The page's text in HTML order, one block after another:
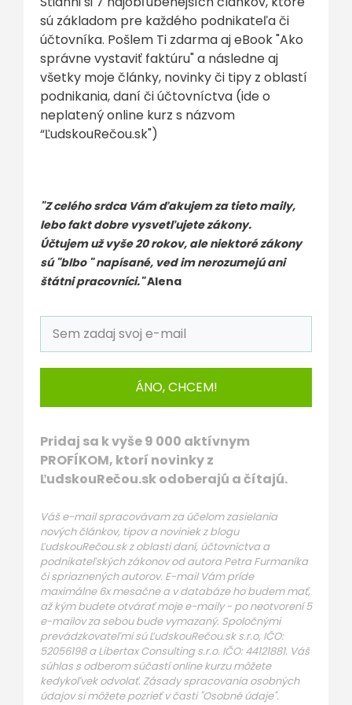
sú základom pre každého podnikateľa či
účtovníka. Pošlem Ti zdarma aj eBook "Ako
správne vystaviť faktúru" a následne aj
všetky moje články, novinky či tipy z oblastí
podnikania, daní či účtovníctva (ide o
neplatený online kurz s názvom
“ĽudskouRečou.sk")
"Z celého srdca Vám ďakujem za tieto maily,
lebo fakt dobre vysvetľujete zákony.
Účtujem už vyše 20 rokov, ale niektoré zákony
sú "blbo " napísané, ved im nerozumejú ani
štátni pracovníci."Alena
ÁNO, CHCEM!
Pridaj sa k vyše 9 000 aktívnym
PROFÍKOM, ktorí novinky z
ĽudskouRečou.sk odoberajú a čítajú.
Váš e-mail spracovávam za účelom zasielania
nových článkov, tipov a noviniek z blogu
ĽudskouRečou.sk z oblasti daní, účtovníctva a
podnikateľských zákonov od autora Petra Furmaníka
či spriaznených autorov. E-mail Vám príde
maximálne 6x mesačne a v databáze ho budem mať,
až kým budete otvárať moje e-maily - po neotvorení 5
e-mailov za sebou bude vymazaný. Spoločnými
prevádzkovateľmi sú ĽudskouRečou.sk s.r.o, IČO:
52056198 a Libertax Consulting s.r.o. IČO: 44121881. Váš
súhlas s odberom súčastí online kurzu môžete
kedykoľvek odvolať. Zásady spracovania osobných
údajov si môžete pozrieť v časti "Osobné údaje".